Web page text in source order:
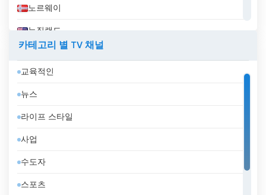
노르웨이
뉴질랜드
대한민국
덴마크
도미니카 공화국
독일
라트비아
러시아
카테고리 별 TV 채널
교육적인
뉴스
라이프 스타일
사업
수도자
스포츠